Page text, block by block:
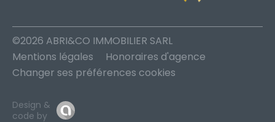
©2026 ABRI&CO IMMOBILIER SARL
Mentions légales
Honoraires d'agence
Changer ses préférences cookies
Design &
code by